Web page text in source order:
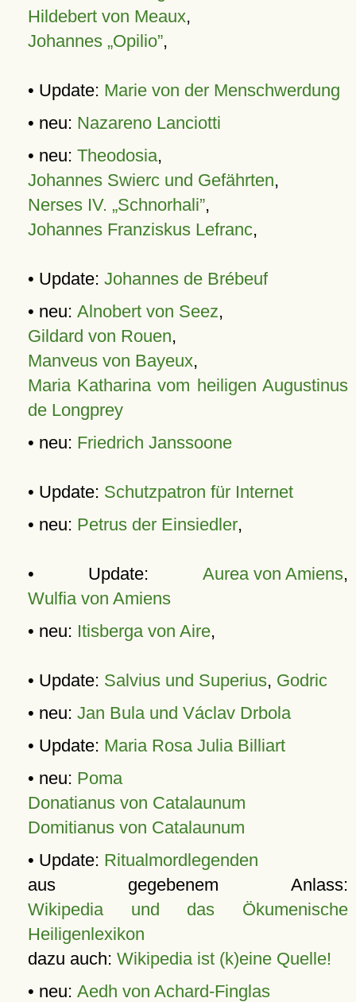
Hildebert von Meaux,
Johannes „Opilio”,
• Update: Marie von der Menschwerdung
• neu: Nazareno Lanciotti
• neu: Theodosia,
Johannes Swierc und Gefährten,
Nerses IV. „Schnorhali”,
Johannes Franziskus Lefranc,
• Update: Johannes de Brébeuf
• neu: Alnobert von Seez,
Gildard von Rouen,
Manveus von Bayeux,
Maria Katharina vom heiligen Augustinus
de Longprey
• neu: Friedrich Janssoone
• Update: Schutzpatron für Internet
• neu: Petrus der Einsiedler,
• Update: Aurea von Amiens,
Wulfia von Amiens
• neu: Itisberga von Aire,
• Update: Salvius und Superius, Godric
• neu: Jan Bula und Václav Drbola
• Update: Maria Rosa Julia Billiart
• neu: Poma
Donatianus von Catalaunum
Domitianus von Catalaunum
• Update: Ritualmordlegenden
aus gegebenem Anlass:
Wikipedia und das Ökumenische
Heiligenlexikon
dazu auch: Wikipedia ist (k)eine Quelle!
• neu: Aedh von Achard-Finglas